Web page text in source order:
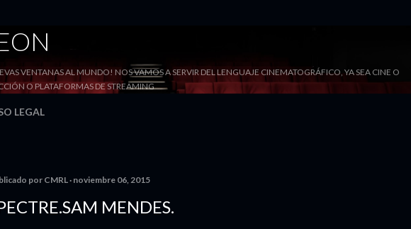
VENTANAS AL MUNDO! NOS VAMOS A SERVIR DEL LENGUAJE CINEMATOGRÁFICO, YA SEA CINE O
O PLATAFORMAS DE STREAMING
LEGAL
porCMRL noviembre 06, 2015
MENDES.